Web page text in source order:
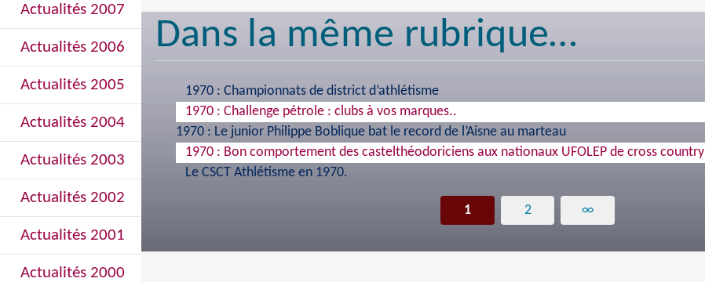
Dans la même rubrique…
1970 : Championnats de district d’athlétisme
1970 : Challenge pétrole : clubs à vos marques..
1970 : Le junior Philippe Boblique bat le record de l’Aisne au marteau
1970 : Bon comportement des castelthéodoriciens aux nationaux UFOLEP de cross country
Le CSCT Athlétisme en 1970.
1 2 ∞
Actualités 2007
Actualités 2006
Actualités 2005
Actualités 2004
Actualités 2003
Actualités 2002
Actualités 2001
Actualités 2000